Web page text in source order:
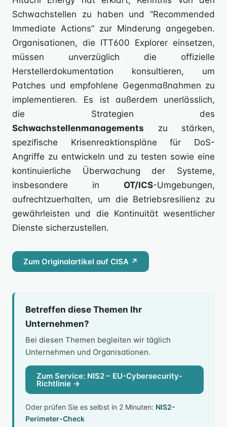
Schwachstellen zu haben und “Recommended
Immediate Actions” zur Minderung angegeben.
Organisationen, die ITT600 Explorer einsetzen,
müssen unverzüglich die offizielle
Herstellerdokumentation konsultieren, um
Patches und empfohlene Gegenmaßnahmen zu
implementieren. Es ist außerdem unerlässlich,
die Strategien des
Schwachstellenmanagements zu stärken,
spezifische Krisenreaktionspläne für DoS-
Angriffe zu entwickeln und zu testen sowie eine
kontinuierliche Überwachung der Systeme,
insbesondere in OT/ICS-Umgebungen,
aufrechtzuerhalten, um die Betriebsresilienz zu
gewährleisten und die Kontinuität wesentlicher
Dienste sicherzustellen.
Zum Originalartikel auf CISA ↗
Betreffen diese Themen Ihr
Unternehmen?
Bei diesen Themen begleiten wir täglich
Unternehmen und Organisationen.
Zum Service: NIS2 – EU-Cybersecurity-
Richtlinie →
Oder prüfen Sie es selbst in 2 Minuten: NIS2-
Perimeter-Check